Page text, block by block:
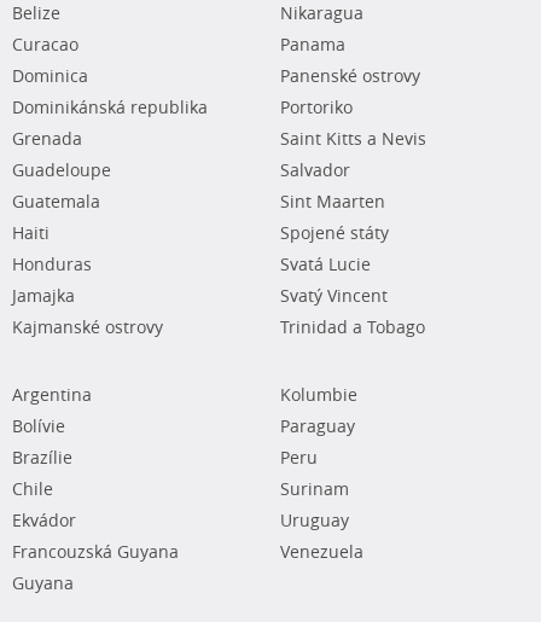
Belize
Curacao
Dominica
Dominikánská republika
Grenada
Guadeloupe
Guatemala
Haiti
Honduras
Jamajka
Kajmanské ostrovy
Nikaragua
Panama
Panenské ostrovy
Portoriko
Saint Kitts a Nevis
Salvador
Sint Maarten
Spojené státy
Svatá Lucie
Svatý Vincent
Trinidad a Tobago
Argentina
Bolívie
Brazílie
Chile
Ekvádor
Francouzská Guyana
Guyana
Kolumbie
Paraguay
Peru
Surinam
Uruguay
Venezuela